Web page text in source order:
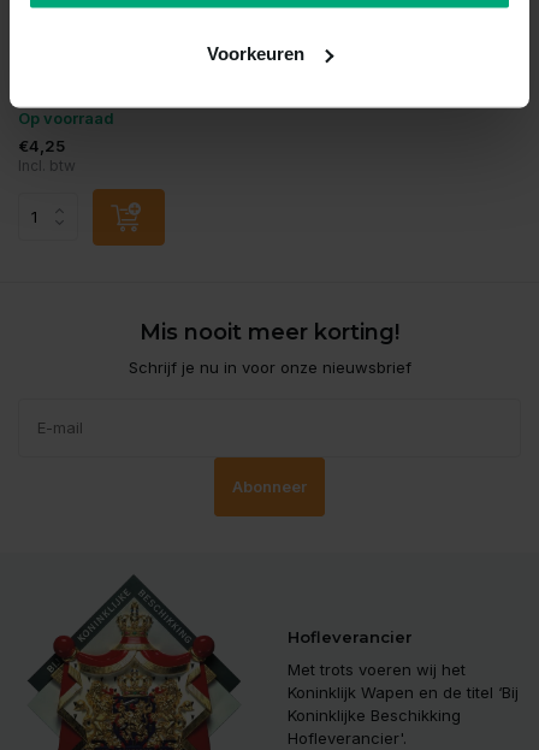
Voorkeuren
Op voorraad
€4,25
Incl. btw
Mis nooit meer korting!
Schrijf je nu in voor onze nieuwsbrief
Abonneer
Hofleverancier
Met trots voeren wij het
Koninklijk Wapen en de titel ‘Bij
Koninklijke Beschikking
Hofleverancier'.